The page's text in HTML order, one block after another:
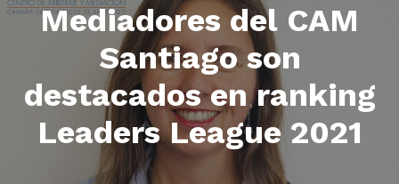
Mediadores del CAM
Santiago son
destacados en ranking
Leaders League 2021